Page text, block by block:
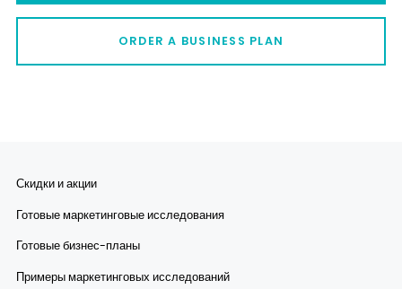
ORDER A BUSINESS PLAN
Скидки и акции
Готовые маркетинговые исследования
Готовые бизнес-планы
Примеры маркетинговых исследований